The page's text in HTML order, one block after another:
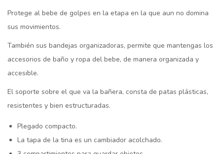
Protege al bebe de golpes en la etapa en la que aun no domina
sus movimientos.
También sus bandejas organizadoras, permite que mantengas los
accesorios de baño y ropa del bebe, de manera organizada y
accesible.
El soporte sobre el que va la bañera, consta de patas plásticas,
resistentes y bien estructuradas.
Plegado compacto.
La tapa de la tina es un cambiador acolchado.